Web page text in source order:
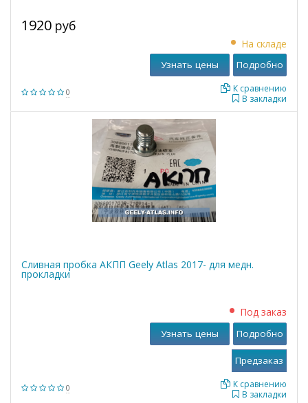
0
1920 руб
На складе
В закладки
К сравнению
Узнать цены Подробно
Сливная пробка АКПП Geely Atlas 2017- для медн.
прокладки
0
Под заказ
В закладки
К сравнению
Узнать цены Подробно